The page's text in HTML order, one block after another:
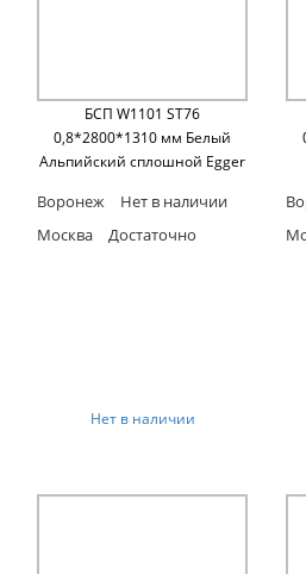
БСП W1101 ST76
0,8*2800*1310 мм Белый
Альпийский сплошной Egger
Воронеж
Нет в наличии
Москва
Достаточно
Нет в наличии